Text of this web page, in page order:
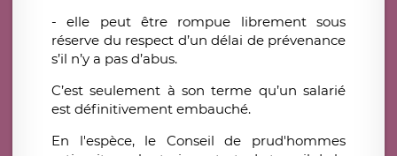
- elle peut être rompue librement sous
réserve du respect d’un délai de prévenance
s’il n’y a pas d’abus.
C’est seulement à son terme qu’un salarié
est définitivement embauché.
En l'espèce, le Conseil de prud'hommes